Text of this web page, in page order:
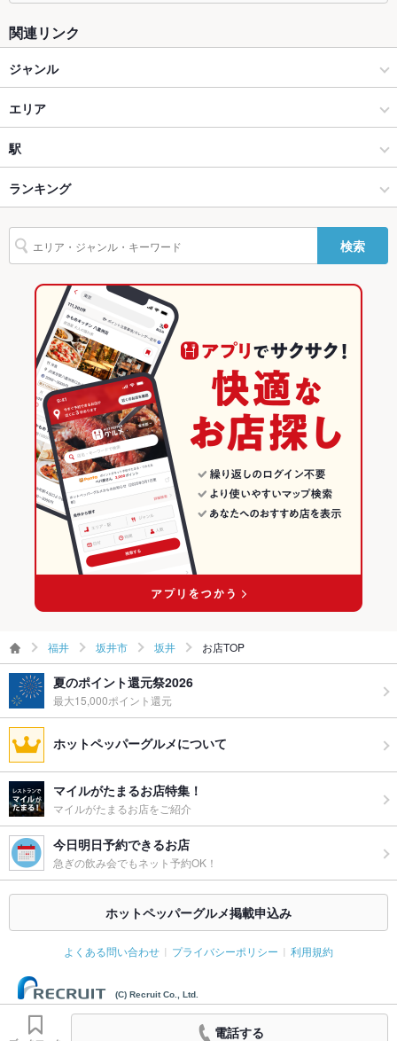
掘りごたつ なし
カウンター なし
ソファー なし
貸切
設備
あり
バリアフリ
あり
駐車場 あり
その他設備 －
その他
飲み放題 なし
なし
お子様連れ歓迎
グパーティ
備考 －
関連リンク
ジャンル
その他グルメ
軽食・その他グルメ
坂井市 × その他グルメ
坂井市 × 軽食・その他グルメ
あわら湯のまち駅 × その他グルメ
あわら湯のまち駅 × 軽食・その他グルメ
エリア
坂井
坂井 × その他グルメ
坂井 × 軽食・その他グルメ
福井
福井 × その他グルメ
福井 × 軽食・その他グルメ
駅
あわら湯のまち駅
ランキング
福井のグルメランキング
坂井市のグルメランキング
坂井のグルメランキング
検索
福井 坂井市 坂井 お店TOP
夏のポイント還元祭2026
最大15,000ポイント還元
ホットペッパーグルメについて
マイルがたまるお店特集！
マイルがたまるお店をご紹介
今日明日予約できるお店
急ぎの飲み会でもネット予約OK！
ホットペッパーグルメ掲載申込み
よくある問い合わせ プライバシーポリシー 利用規約
(C) Recruit Co., Ltd.
電話する